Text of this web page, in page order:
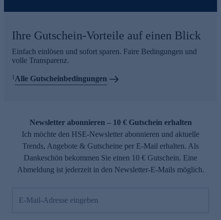
Ihre Gutschein-Vorteile auf einen Blick
Einfach einlösen und sofort sparen. Faire Bedingungen und
volle Transparenz.
1 Alle Gutscheinbedingungen
Newsletter abonnieren – 10 € Gutschein erhalten
Ich möchte den HSE-Newsletter abonnieren und aktuelle
Trends, Angebote & Gutscheine per E-Mail erhalten. Als
Dankeschön bekommen Sie einen 10 € Gutschein. Eine
Abmeldung ist jederzeit in den Newsletter-E-Mails möglich.
E-Mail-Adresse eingeben